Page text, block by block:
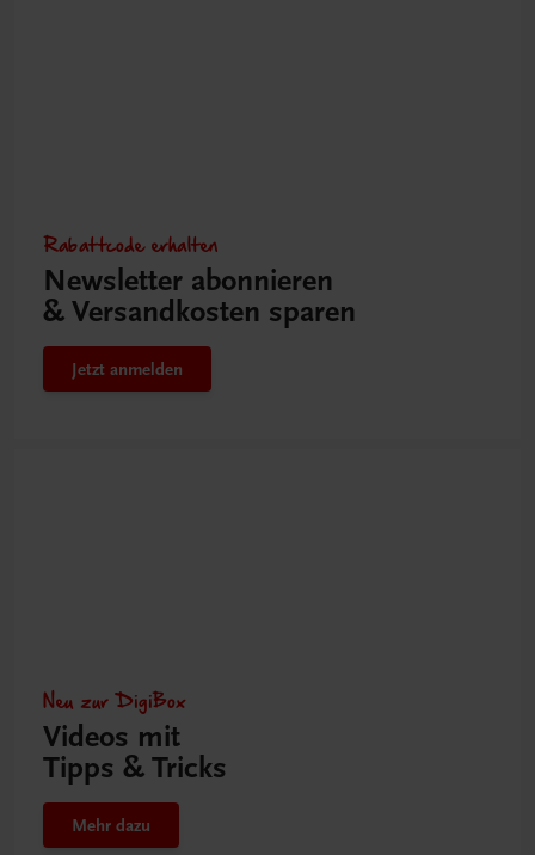
Rabattcode erhalten
Newsletter abonnieren
& Versandkosten sparen
Jetzt anmelden
Neu zur DigiBox
Videos mit
Tipps & Tricks
Mehr dazu